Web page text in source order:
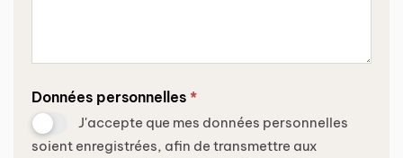
Données personnelles *
J'accepte que mes données personnelles
soient enregistrées, afin de transmettre aux